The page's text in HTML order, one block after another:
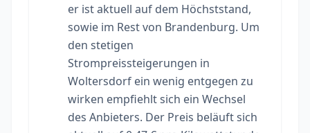
er ist aktuell auf dem Höchststand,
sowie im Rest von Brandenburg. Um
den stetigen
Strompreissteigerungen in
Woltersdorf ein wenig entgegen zu
wirken empfiehlt sich ein Wechsel
des Anbieters. Der Preis beläuft sich